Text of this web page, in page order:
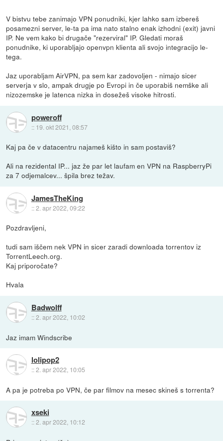
V bistvu tebe zanimajo VPN ponudniki, kjer lahko sam izbereš
posamezni server, le-ta pa ima nato stalno enak izhodni (exit) javni
IP. Ne vem kako bi drugače "rezerviral" IP. Gledati moraš
ponudnike, ki uporabljajo openvpn klienta ali svojo integracijo le-
tega.
Jaz uporabljam AirVPN, pa sem kar zadovoljen - nimajo sicer
serverja v slo, ampak drugje po Evropi in če uporabiš nemške ali
nizozemske je latenca nizka in dosežeš visoke hitrosti.
poweroff
:: 19. okt 2021, 08:57
Kaj pa če v datacentru najameš kišto in sam postaviš?
Ali na rezidental IP... jaz že par let laufam en VPN na RaspberryPi
za 7 odjemalcev... špila brez težav.
JamesTheKing
::2. apr 2022, 09:22
Pozdravljeni,
tudi sam iščem nek VPN in sicer zaradi downloada torrentov iz
TorrentLeech.org.
Kaj priporočate?
Hvala
Badwolff
::2. apr 2022, 10:02
Jaz imam Windscribe
lolipop2
::2. apr 2022, 10:05
A pa je potreba po VPN, če par filmov na mesec skineš s torrenta?
xseki
::2. apr 2022, 10:12